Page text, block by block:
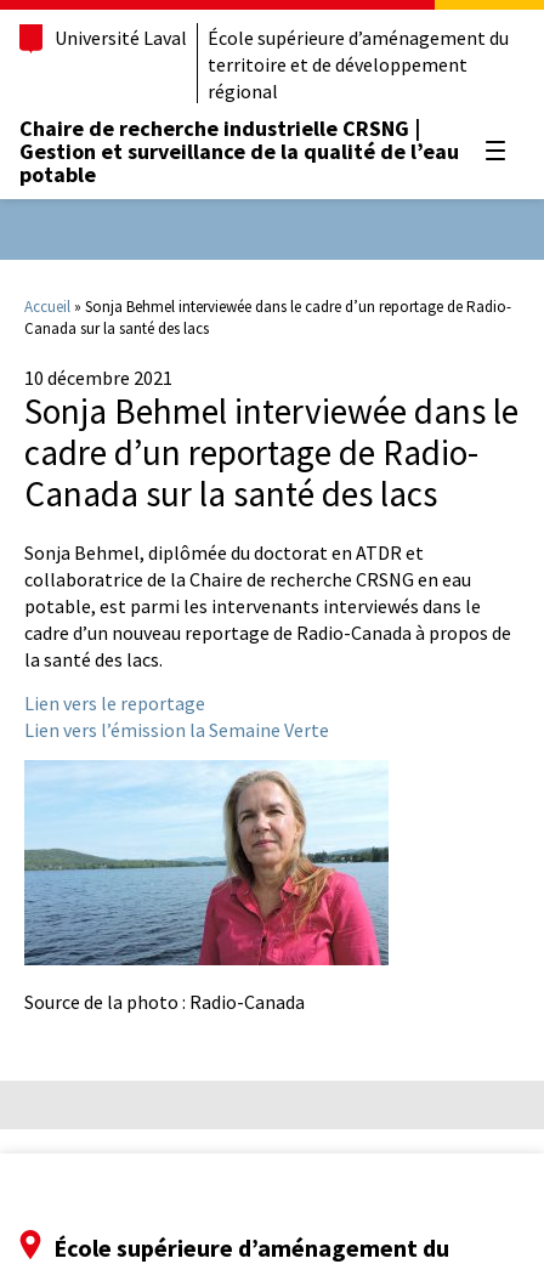
Université Laval
École supérieure d’aménagement du
territoire et de développement
régional
Chaire de recherche industrielle CRSNG |
Gestion et surveillance de la qualité de l’eau
potable
Accueil » Sonja Behmel interviewée dans le cadre d’un reportage de Radio-
Canada sur la santé des lacs
10 décembre 2021
Sonja Behmel interviewée dans le
cadre d’un reportage de Radio-
Canada sur la santé des lacs
Sonja Behmel, diplômée du doctorat en ATDR et
collaboratrice de la Chaire de recherche CRSNG en eau
potable, est parmi les intervenants interviewés dans le
cadre d’un nouveau reportage de Radio-Canada à propos de
la santé des lacs.
Lien vers le reportage
Lien vers l’émission la Semaine Verte
Source de la photo : Radio-Canada
École supérieure d’aménagement du